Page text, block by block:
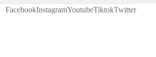
FacebookInstagramYoutubeTiktokTwitter